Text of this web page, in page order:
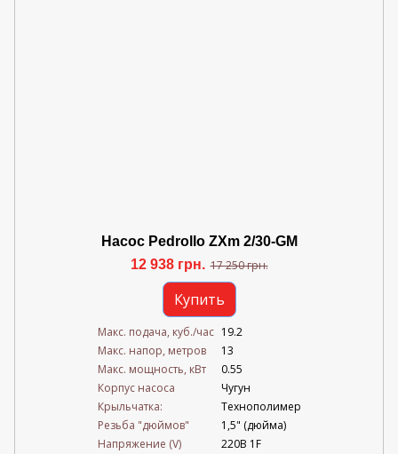
Насос Pedrollo ZXm 2/30-GM
12 938 грн. 17 250 грн.
Купить
Mакс. подача, куб./час 19.2
Maкс. напор, метров
13
Mакс. мощность, кВт
0.55
Корпус насоса
Чугун
Крыльчатка:
Технополимер
Резьба "дюймов"
1,5" (дюйма)
Напряжение (V)
220В 1F